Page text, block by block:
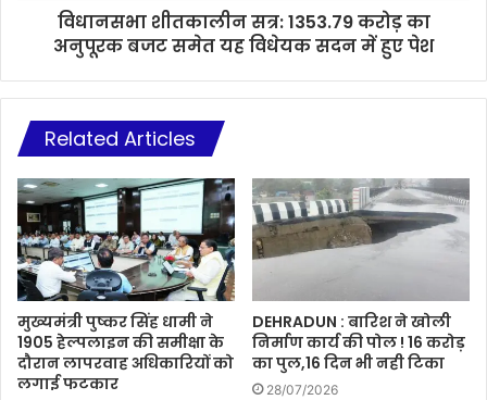
विधानसभा शीतकालीन सत्र: 1353.79 करोड़ का
अनुपूरक बजट समेत यह विधेयक सदन में हुए पेश
Related Articles
मुख्यमंत्री पुष्कर सिंह धामी ने
1905 हेल्पलाइन की समीक्षा के
दौरान लापरवाह अधिकारियों को
लगाई फटकार
DEHRADUN : बारिश ने खोली
निर्माण कार्य की पोल ! 16 करोड़
का पुल,16 दिन भी नही टिका
28/07/2026